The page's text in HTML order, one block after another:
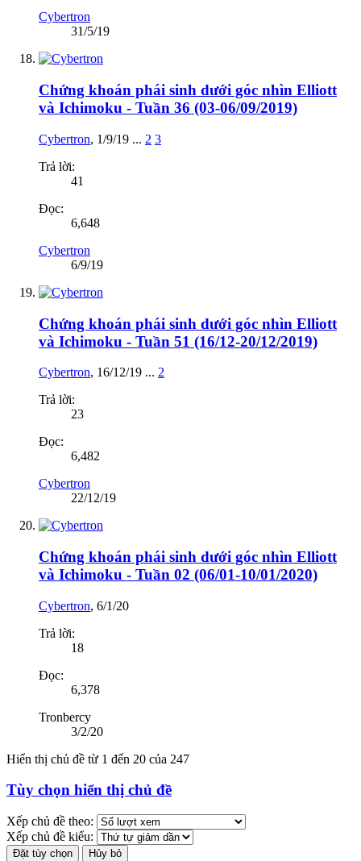
Cybertron
31/5/19
Chứng khoán phái sinh dưới góc nhìn Elliott
và Ichimoku - Tuần 36 (03-06/09/2019)
Cybertron, 1/9/19 ... 2 3
Trả lời:
41
Đọc:
6,648
Cybertron
6/9/19
Chứng khoán phái sinh dưới góc nhìn Elliott
và Ichimoku - Tuần 51 (16/12-20/12/2019)
Cybertron, 16/12/19 ... 2
Trả lời:
23
Đọc:
6,482
Cybertron
22/12/19
Chứng khoán phái sinh dưới góc nhìn Elliott
và Ichimoku - Tuần 02 (06/01-10/01/2020)
Cybertron, 6/1/20
Trả lời:
18
Đọc:
6,378
Tronbercy
3/2/20
Hiển thị chủ đề từ 1 đến 20 của 247
Tùy chọn hiển thị chủ đề
Xếp chủ đề theo:
Xếp chủ đề kiểu: